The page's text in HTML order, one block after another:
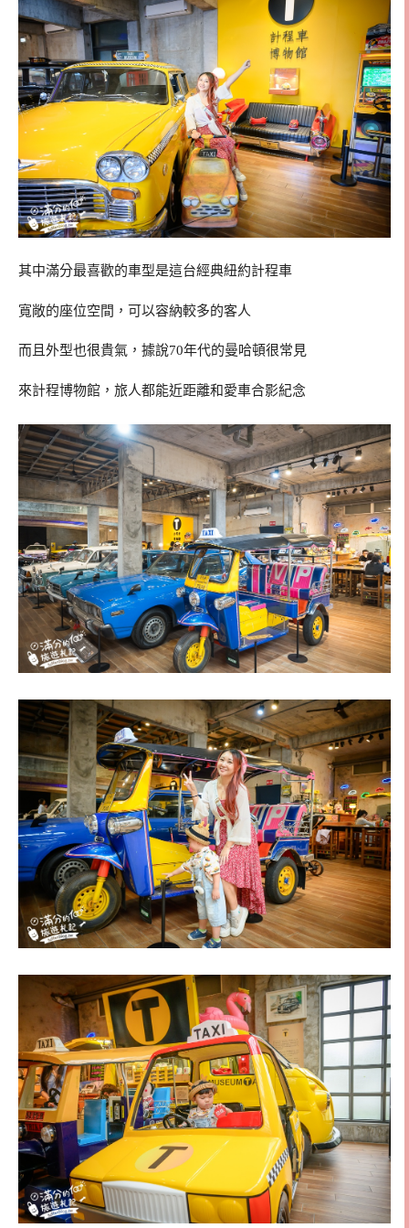
其中滿分最喜歡的車型是這台經典紐約計程車
寬敞的座位空間，可以容納較多的客人
而且外型也很貴氣，據說70年代的曼哈頓很常見
來計程博物館，旅人都能近距離和愛車合影紀念